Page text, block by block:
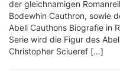
der gleichnamigen
Bodewhin Cauthron, sowie
Abell Cauthons Biografie in
Serie wird die Figur des
Christopher Sciueref […]